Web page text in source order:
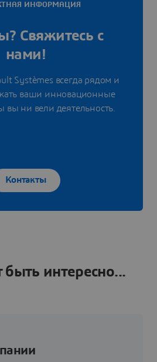
ИНФОРМАЦИЯ
Свяжитесь с
нами!
Systèmes всегда рядом и
ваши инновационные
вы ни вели деятельность.
Контакты
интересно...